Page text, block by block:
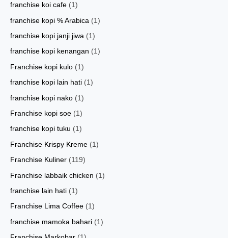
franchise koi cafe (1)
franchise kopi % Arabica (1)
franchise kopi janji jiwa (1)
franchise kopi kenangan (1)
Franchise kopi kulo (1)
franchise kopi lain hati (1)
franchise kopi nako (1)
Franchise kopi soe (1)
franchise kopi tuku (1)
Franchise Krispy Kreme (1)
Franchise Kuliner (119)
Franchise labbaik chicken (1)
franchise lain hati (1)
Franchise Lima Coffee (1)
franchise mamoka bahari (1)